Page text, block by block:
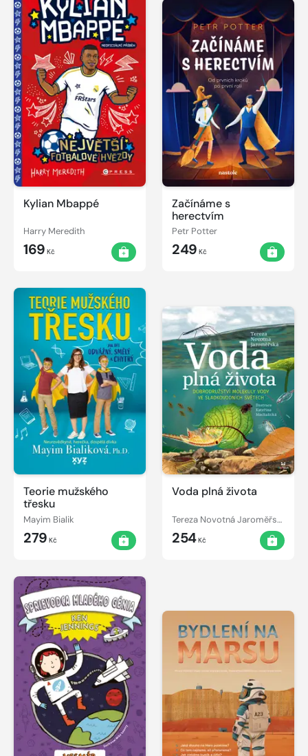
Kylian Mbappé
Harry Meredith
169 Kč
Začínáme s
herectvím
Petr Potter
249 Kč
Teorie mužského
třesku
Mayim Bialik
279 Kč
Voda plná života
Tereza Novotná Jaroměřská
254Kč